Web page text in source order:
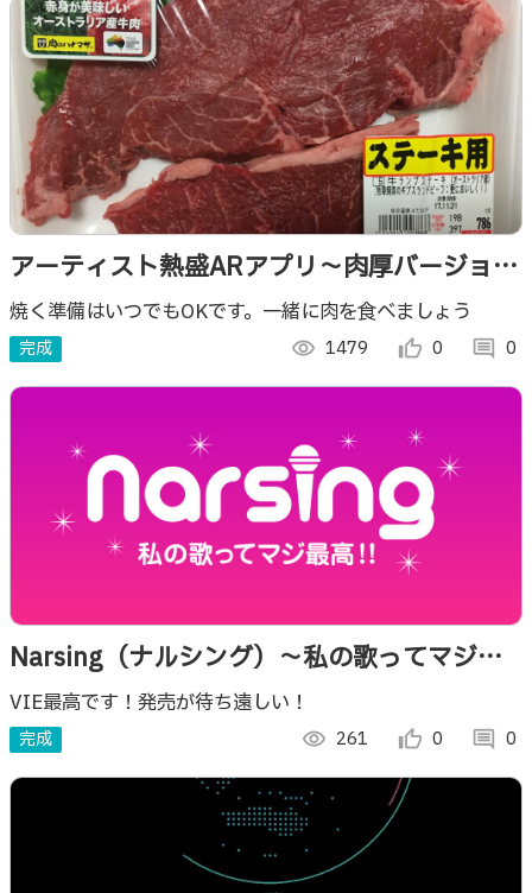
アーティスト熱盛ARアプリ～肉厚バージョン
～
焼く準備はいつでもOKです。一緒に肉を食べましょう
完成 visibility 1479 thumb_up_alt 0 comment 0
Narsing（ナルシング）〜私の歌ってマジ最
高！！〜
VIE最高です！発売が待ち遠しい！
完成 visibility 261 thumb_up_alt 0 comment 0